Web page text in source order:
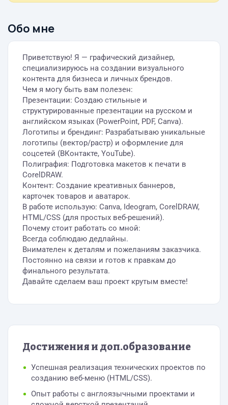
Обо мне
Приветствую! Я — графический дизайнер,
специализируюсь на создании визуального
контента для бизнеса и личных брендов.
Чем я могу быть вам полезен:
Презентации: Создаю стильные и
структурированные презентации на русском и
английском языках (PowerPoint, PDF, Canva).
Логотипы и брендинг: Разрабатываю уникальные
логотипы (вектор/растр) и оформление для
соцсетей (ВКонтакте, YouTube).
Полиграфия: Подготовка макетов к печати в
CorelDRAW.
Контент: Создание креативных баннеров,
карточек товаров и аватарок.
В работе использую: Canva, Ideogram, CorelDRAW,
HTML/CSS (для простых веб-решений).
Почему стоит работать со мной:
Всегда соблюдаю дедлайны.
Внимателен к деталям и пожеланиям заказчика.
Постоянно на связи и готов к правкам до
финального результата.
Давайте сделаем ваш проект крутым вместе!
Достижения и доп.образование
Успешная реализация технических проектов по
созданию веб-меню (HTML/CSS).
Опыт работы с англоязычными проектами и